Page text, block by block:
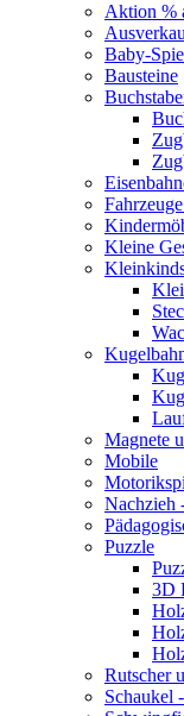
Aktion %
Baby-
Bausteine
Kleine
Magnete
Mobile
Nachzieh
Puzzle
3D
Rutscher
Schaukel